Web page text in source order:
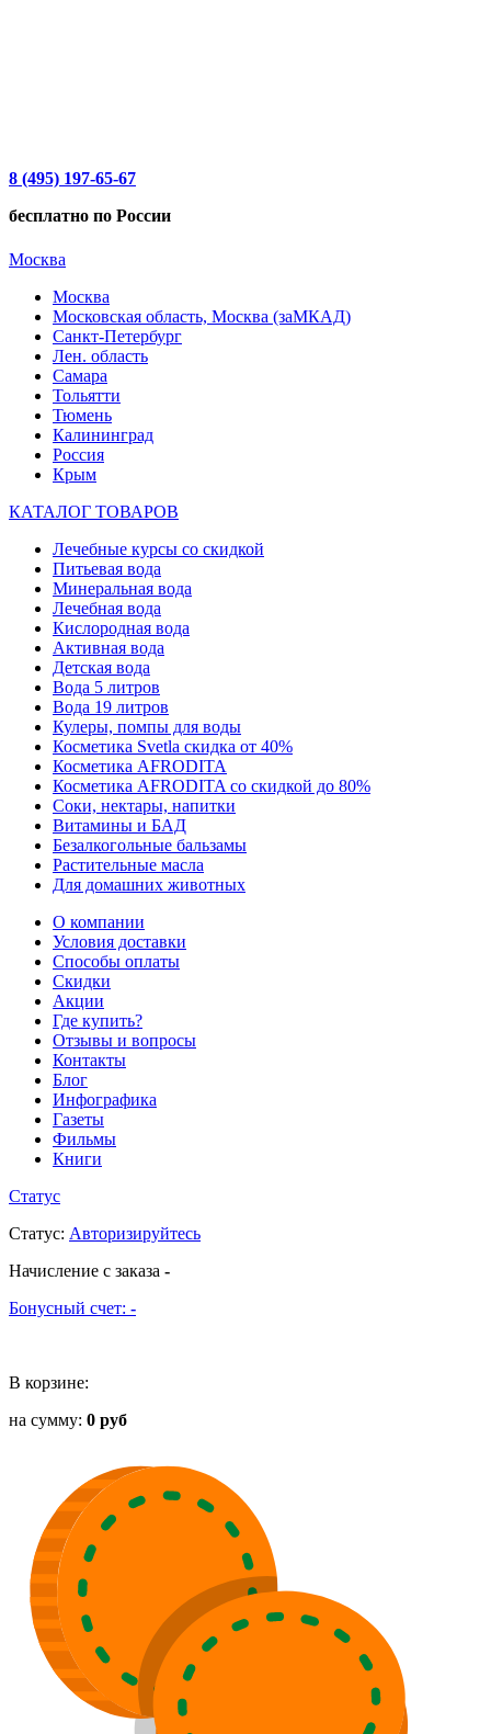
8 (495) 197-65-67
бесплатно по России
Москва
Москва
Московская область, Москва (заМКАД)
Санкт-Петербург
Лен. область
Самара
Тольятти
Тюмень
Калининград
Россия
Крым
КАТАЛОГ ТОВАРОВ
Лечебные курсы со скидкой
Питьевая вода
Минеральная вода
Лечебная вода
Кислородная вода
Активная вода
Детская вода
Вода 5 литров
Вода 19 литров
Кулеры, помпы для воды
Косметика Svetla скидка от 40%
Косметика AFRODITA
Косметика AFRODITA со скидкой до 80%
Соки, нектары, напитки
Витамины и БАД
Безалкогольные бальзамы
Растительные масла
Для домашних животных
О компании
Условия доставки
Способы оплаты
Скидки
Акции
Где купить?
Отзывы и вопросы
Контакты
Блог
Инфографика
Газеты
Фильмы
Книги
Статус
Статус: Авторизируйтесь
Начисление с заказа -
Бонусный счет: -
В корзине:
на сумму: 0 руб